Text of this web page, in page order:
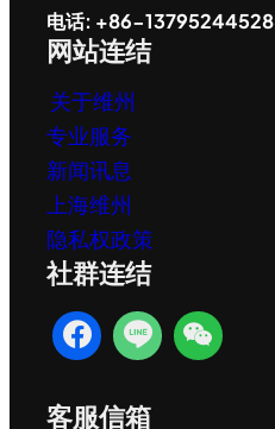
电话: +86-13795244528
网站连结
关于维州
专业服务
新闻讯息
上海维州
隐私权政策
社群连结
客服信箱